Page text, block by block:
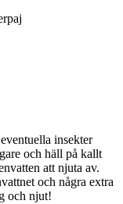
insekter
och häll på kallt
att njuta av.
och några extra
och njut!